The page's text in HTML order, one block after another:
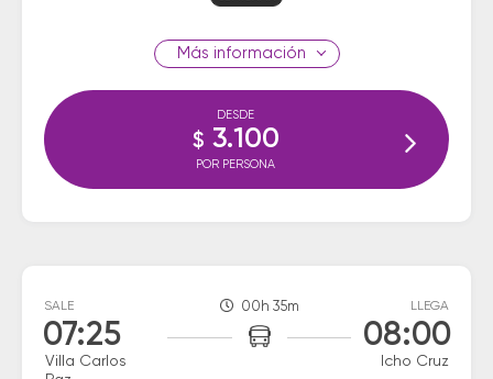
información
DESDE
$ 3.100
POR PERSONA
SALE
07:25
Villa Carlos
00h 35m LLEGA
08:00
Icho Cruz